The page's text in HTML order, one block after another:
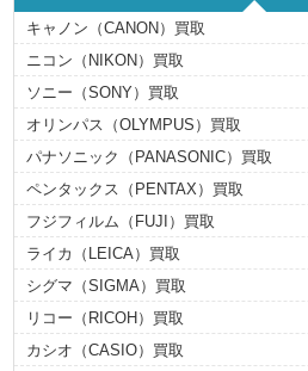
キャノン（CANON）買取
ニコン（NIKON）買取
ソニー（SONY）買取
オリンパス（OLYMPUS）買取
パナソニック（PANASONIC）買取
ペンタックス（PENTAX）買取
フジフィルム（FUJI）買取
ライカ（LEICA）買取
シグマ（SIGMA）買取
リコー（RICOH）買取
カシオ（CASIO）買取